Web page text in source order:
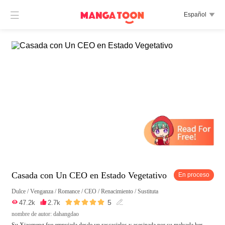
 Español 
Casada con Un CEO en Estado Vegetativo En proceso
Dulce /Venganza /Romance /CEO /Renacimiento /Sustituta
 47.2k  2.7k  5 
nombre de autor: dahangdao